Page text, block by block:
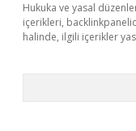
Hukuka ve yasal
içerikleri,
halinde, ilgili içerikler